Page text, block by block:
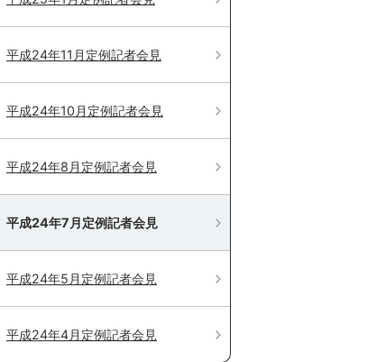
平成24年11月定例記者会見
平成24年10月定例記者会見
平成24年8月定例記者会見
平成24年7月定例記者会見
平成24年5月定例記者会見
平成24年4月定例記者会見